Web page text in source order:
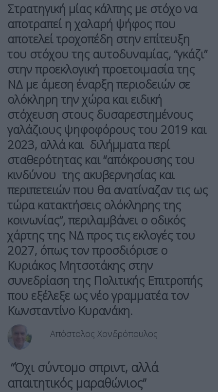
Στρατηγική μίας κάλπης με στόχο να
αποτραπεί η χαλαρή ψήφος που
αποτελεί τροχοπέδη στην επίτευξη
του στόχου της αυτοδυναμίας, “γκάζι”
στην προεκλογική προετοιμασία της
ΝΔ με άμεση έναρξη περιοδειών σε
ολόκληρη την χώρα και ειδική
στόχευση στους δυσαρεστημένους
γαλάζιους ψηφοφόρους του 2019 και
2023, αλλά και διλήμματα περί
σταθερότητας και “απόκρουσης του
κινδύνου της ακυβερνησίας και
περιπετειών που θα ανατίναζαν τις ως
τώρα κατακτήσεις ολόκληρης της
κοινωνίας”, περιλαμβάνει ο οδικός
χάρτης της ΝΔ προς τις εκλογές του
2027, όπως τον προσδιόρισε ο
Κυριάκος Μητσοτάκης στην
συνεδρίαση της Πολιτικής Επιτροπής
που εξέλεξε ως νέο γραμματέα τον
Κωνσταντίνο Κυρανάκη.
Απόστολος Χονδρόπουλος
“Όχι σύντομο σπριντ, αλλά
απαιτητικός μαραθώνιος”